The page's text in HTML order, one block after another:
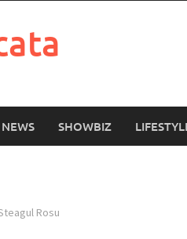
SHOWBIZ
Rosu